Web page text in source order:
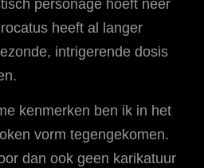
personage hoeft neer
heeft al langer
intrigerende dosis
kenmerken ben ik in het
vorm tegengekomen.
dan ook geen karikatuur